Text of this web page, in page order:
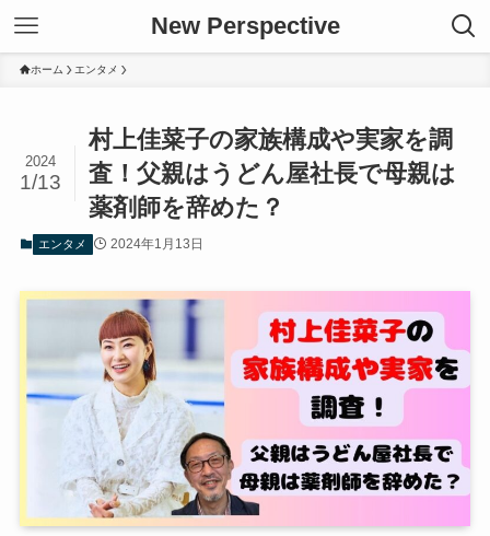
New Perspective
ホーム エンタメ
村上佳菜子の家族構成や実家を調
査！父親はうどん屋社長で母親は
薬剤師を辞めた？
2024
1/13
エンタメ 2024年1月13日